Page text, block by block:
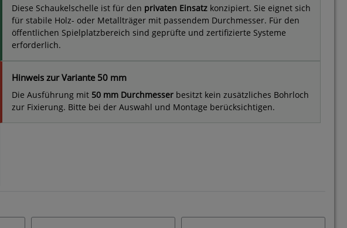
Diese Schaukelschelle ist für den privaten Einsatz konzipiert. Sie eignet sich
für stabile Holz- oder Metallträger mit passendem Durchmesser. Für den
öffentlichen Spielplatzbereich sind geprüfte und zertifizierte Systeme
erforderlich.
Hinweis zur Variante 50 mm
Die Ausführung mit 50 mm Durchmesser besitzt kein zusätzliches Bohrloch
zur Fixierung. Bitte bei der Auswahl und Montage berücksichtigen.